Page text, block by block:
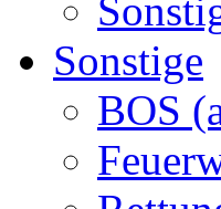
Sonstige
BOS